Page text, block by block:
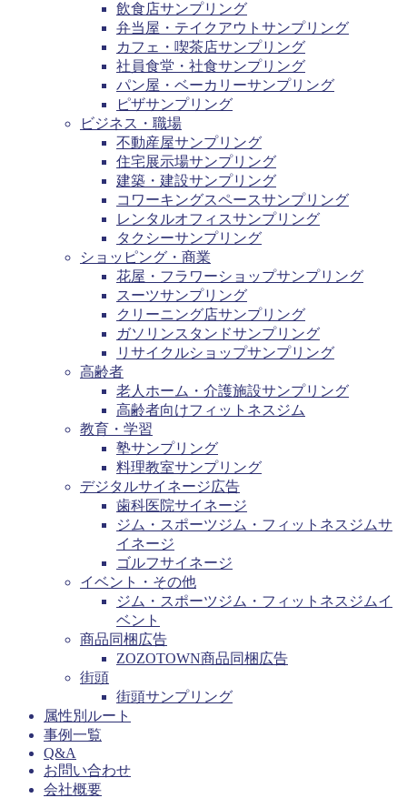
飲食店サンプリング
弁当屋・テイクアウトサンプリング
カフェ・喫茶店サンプリング
社員食堂・社食サンプリング
パン屋・ベーカリーサンプリング
ピザサンプリング
ビジネス・職場
不動産屋サンプリング
住宅展示場サンプリング
建築・建設サンプリング
コワーキングスペースサンプリング
レンタルオフィスサンプリング
タクシーサンプリング
ショッピング・商業
花屋・フラワーショップサンプリング
スーツサンプリング
クリーニング店サンプリング
ガソリンスタンドサンプリング
リサイクルショップサンプリング
高齢者
老人ホーム・介護施設サンプリング
高齢者向けフィットネスジム
教育・学習
塾サンプリング
料理教室サンプリング
デジタルサイネージ広告
歯科医院サイネージ
ジム・スポーツジム・フィットネスジムサ
イネージ
ゴルフサイネージ
イベント・その他
ジム・スポーツジム・フィットネスジムイ
ベント
商品同梱広告
ZOZOTOWN商品同梱広告
街頭
街頭サンプリング
属性別ルート
事例一覧
Q&A
お問い合わせ
会社概要